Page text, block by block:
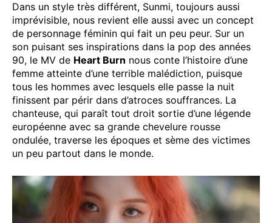
Dans un style très différent, Sunmi, toujours aussi
imprévisible, nous revient elle aussi avec un concept
de personnage féminin qui fait un peu peur. Sur un
son puisant ses inspirations dans la pop des années
90, le MV de Heart Burn nous conte l’histoire d’une
femme atteinte d’une terrible malédiction, puisque
tous les hommes avec lesquels elle passe la nuit
finissent par périr dans d’atroces souffrances. La
chanteuse, qui paraît tout droit sortie d’une légende
européenne avec sa grande chevelure rousse
ondulée, traverse les époques et sème des victimes
un peu partout dans le monde.